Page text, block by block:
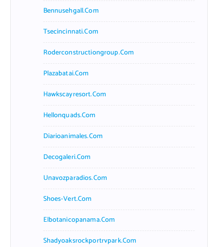
Bennusehgall.com
Tsecincinnati.com
Roderconstructiongroup.com
Plazabatai.com
Hawkscayresort.com
Hellonquads.com
Diarioanimales.com
Decogaleri.com
Unavozparadios.com
Shoes-Vert.com
Elbotanicopanama.com
Shadyoaksrockportrvpark.com